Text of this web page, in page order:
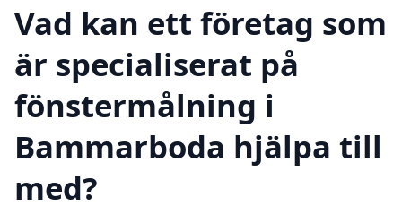
Vad kan ett företag som
är specialiserat på
fönstermålning i
Bammarboda hjälpa till
med?